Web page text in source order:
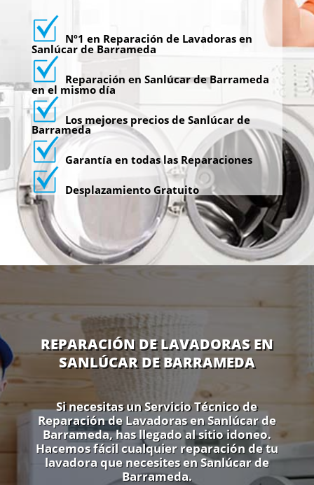
Nº1 en Reparación de Lavadoras en
Sanlúcar de Barrameda
Reparación en Sanlúcar de Barrameda
en el mismo día
Los mejores precios de Sanlúcar de
Barrameda
Garantía en todas las Reparaciones
Desplazamiento Gratuito
REPARACIÓN DE LAVADORAS EN
SANLÚCAR DE BARRAMEDA
Si necesitas un Servicio Técnico de
Reparación de Lavadoras en Sanlúcar de
Barrameda, has llegado al sitio idoneo.
Hacemos fácil cualquier reparación de tu
lavadora que necesites en Sanlúcar de
Barrameda.